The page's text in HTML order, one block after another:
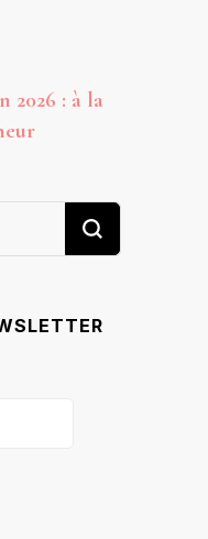
2026 : à la